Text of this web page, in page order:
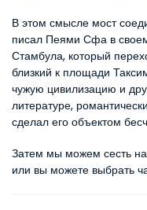
В этом смысле мост
писал Пеями Сфа в
Стамбула, который
близкий к площади
чужую цивилизацию и
литературе,
сделал его объектом
Затем мы можем сесть на
или вы можете выбрать